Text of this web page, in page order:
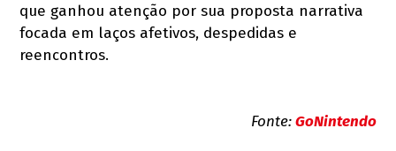
que ganhou atenção por sua proposta narrativa
focada em laços afetivos, despedidas e
reencontros.
Fonte:GoNintendo